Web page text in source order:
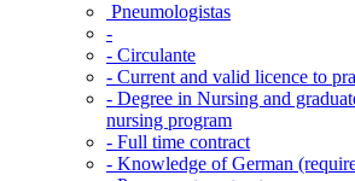
Pneumologistas
-
- Circulante
- Current and valid licence to
- Degree in Nursing and
nursing program
- Full time contract
- Knowledge of German